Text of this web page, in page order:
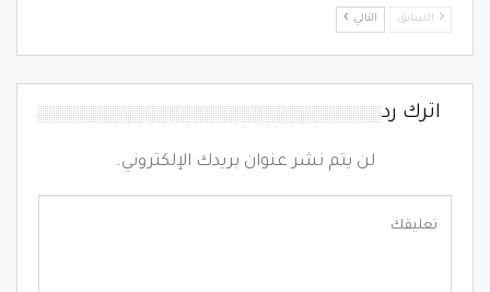
السابق التالي
اترك رد
لن يتم نشر عنوان بريدك الإلكتروني.